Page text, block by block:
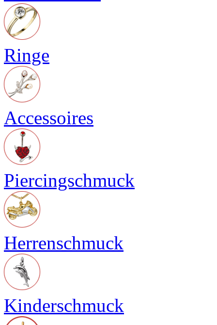
Ringe
Accessoires
Piercingschmuck
Herrenschmuck
Kinderschmuck